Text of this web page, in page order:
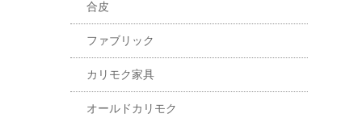
合皮
ファブリック
カリモク家具
オールドカリモク